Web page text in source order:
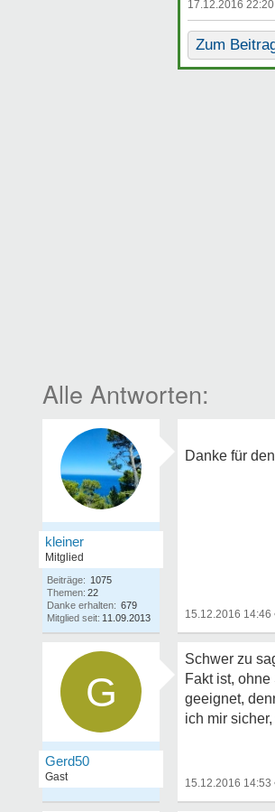
17.12.2016 22:20
Zum
kleiner
Mitglied
Beiträge: 1075
Themen: 22
Danke erhalten: 679
Mitglied seit: 11.09.2013
Danke für
15.12.2016 14:46
G
Gerd50
Gast
Schwer zu
Fakt ist,
geeignet,
ich mir
15.12.2016 14:53